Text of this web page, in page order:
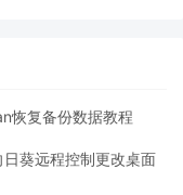
恢复备份数据教程
葵远程控制更改桌面